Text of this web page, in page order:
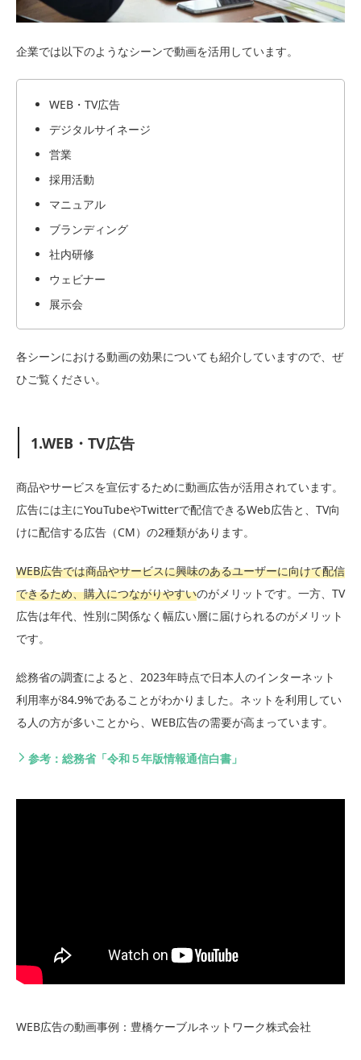
企業では以下のようなシーンで動画を活用しています。
WEB・TV広告
デジタルサイネージ
営業
採用活動
マニュアル
ブランディング
社内研修
ウェビナー
展示会
各シーンにおける動画の効果についても紹介していますので、ぜ
ひご覧ください。
1.WEB・TV広告
商品やサービスを宣伝するために動画広告が活用されています。
広告には主にYouTubeやTwitterで配信できるWeb広告と、TV向
けに配信する広告（CM）の2種類があります。
WEB広告では商品やサービスに興味のあるユーザーに向けて配信
できるため、購入につながりやすいのがメリットです。一方、TV
広告は年代、性別に関係なく幅広い層に届けられるのがメリット
です。
総務省の調査によると、2023年時点で日本人のインターネット
利用率が84.9%であることがわかりました。ネットを利用してい
る人の方が多いことから、WEB広告の需要が高まっています。
参考：総務省「令和５年版情報通信白書」
WEB広告の動画事例：豊橋ケーブルネットワーク株式会社